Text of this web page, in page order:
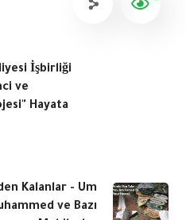
İşbirliği
ve
Hayata
Kalanlar - Um
ve Bazı